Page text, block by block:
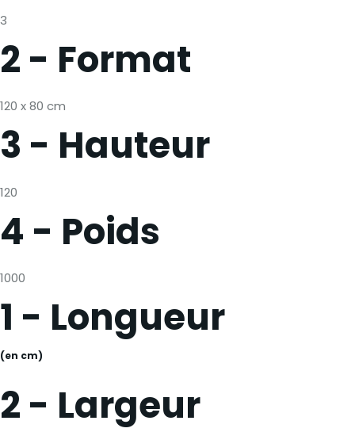
3
2 - Format
120 x 80 cm
3 - Hauteur
120
4 - Poids
1000
1 - Longueur
(en cm)
2 - Largeur